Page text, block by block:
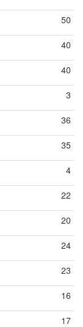
50
40
40
3
36
35
4
22
20
24
23
16
17